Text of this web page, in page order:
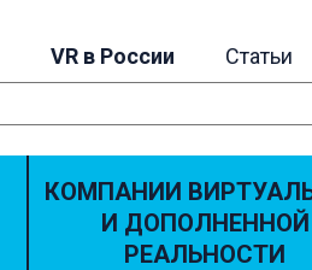
VR в России Статьи
КОМПАНИИ
И ДОПОЛНЕННОЙ
РЕАЛЬНОСТИ